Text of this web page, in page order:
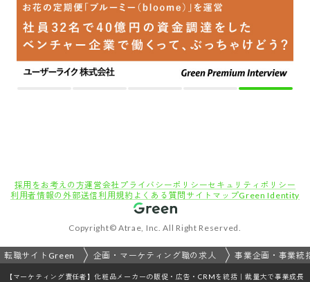
採用をお考えの方運営会社 プライバシーポリシーセキュリティポリシー
利用者情報の外部送信利用規約 よくある質問 サイトマップGreen Identity
Copyright© Atrae, Inc. All Right Reserved.
転職サイトGreen 企画・マーケティング職の求人 事業企画・事業統
【マーケティング責任者】化粧品メーカーの販促・広告・CRMを統括｜裁量大で事業成長